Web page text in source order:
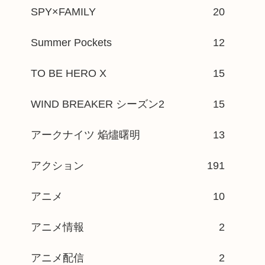
SPY×FAMILY 20
Summer Pockets 12
TO BE HERO X 15
WIND BREAKER シーズン2 15
アークナイツ 焔燼曙明 13
アクション 191
アニメ 10
アニメ情報 2
アニメ配信 2